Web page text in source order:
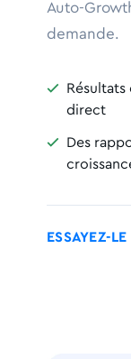
Auto-
demande.

Résultats
direct

Des
ESSAYEZ-